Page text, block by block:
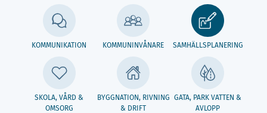
KOMMUNIKATION KOMMUNINVÅNARE SAMHÄLLSPLANERING
SKOLA, VÅRD &
OMSORG
BYGGNATION, RIVNING
& DRIFT
GATA, PARK VATTEN &
AVLOPP